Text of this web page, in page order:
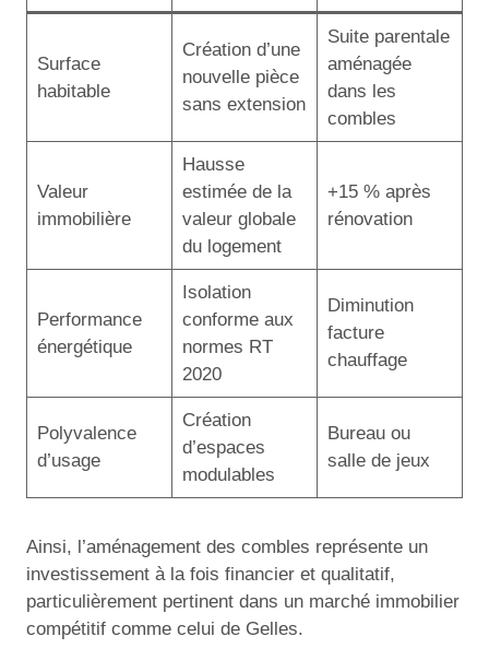
Surface
habitable
Création d’une
nouvelle pièce
sans extension
Suite parentale
aménagée
dans les
combles
Valeur
immobilière
Hausse
estimée de la
valeur globale
du logement
+15 % après
rénovation
Performance
énergétique
Isolation
conforme aux
normes RT
2020
Diminution
facture
chauffage
Polyvalence
d’usage
Création
d’espaces
modulables
Bureau ou
salle de jeux
Ainsi, l’aménagement des combles représente un
investissement à la fois financier et qualitatif,
particulièrement pertinent dans un marché immobilier
compétitif comme celui de Gelles.